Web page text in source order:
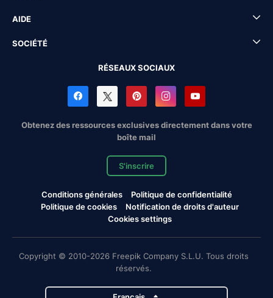
AIDE
SOCIÉTÉ
RÉSEAUX SOCIAUX
Obtenez des ressources exclusives directement dans votre
boîte mail
S'inscrire
Conditions générales
Politique de confidentialité
Politique de cookies
Notification de droits d'auteur
Cookies settings
Copyright © 2010-2026 Freepik Company S.L.U. Tous droits
réservés.